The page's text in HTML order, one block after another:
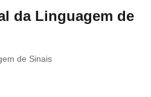
da Linguagem de
de Sinais